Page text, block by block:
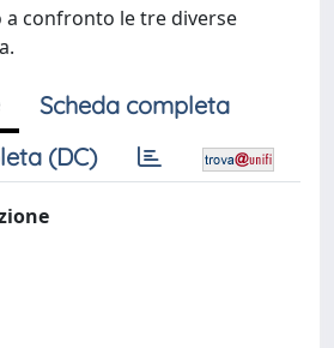
confronto le tre diverse
Scheda completa
(DC)